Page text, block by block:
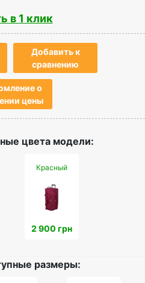
в 1 клик
Добавить к
сравнению
о
цены
цвета модели:
Красный
2 900 грн
размеры: